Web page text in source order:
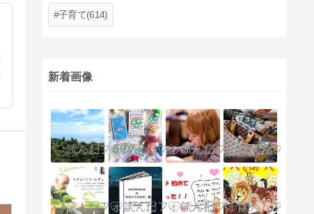
子育て(614)
新着画像